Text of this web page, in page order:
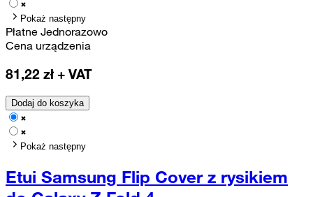
Pokaż następny
Płatne Jednorazowo
Cena urządzenia
81,22 zł + VAT
Dodaj do koszyka
Pokaż następny
Etui Samsung Flip Cover z rysikiem